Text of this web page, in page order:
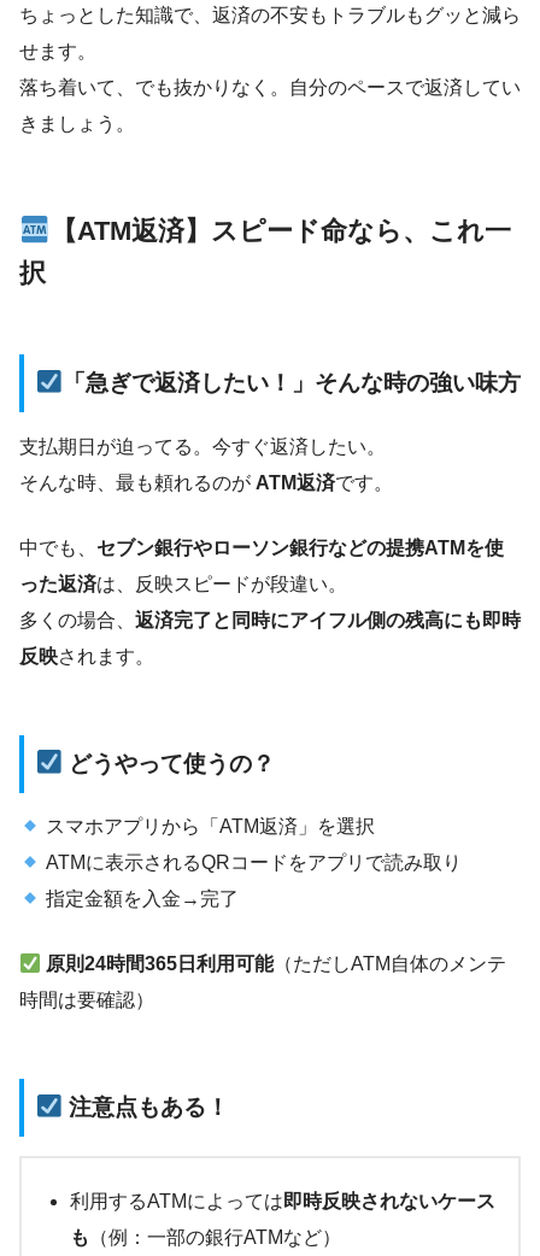
ちょっとした知識で、返済の不安もトラブルもグッと減ら
せます。
落ち着いて、でも抜かりなく。自分のペースで返済してい
きましょう。
【ATM返済】スピード命なら、これ一
択
「急ぎで返済したい！」そんな時の強い味方
支払期日が迫ってる。今すぐ返済したい。
そんな時、最も頼れるのが ATM返済です。
中でも、 セブン銀行やローソン銀行などの提携ATMを使
った返済は、反映スピードが段違い。
多くの場合、 返済完了と同時にアイフル側の残高にも即時
反映されます。
どうやって使うの？
スマホアプリから「ATM返済」を選択
ATMに表示されるQRコードをアプリで読み取り
指定金額を入金→完了
原則24時間365日利用可能（ただしATM自体のメンテ
時間は要確認）
注意点もある！
利用するATMによっては 即時反映されないケース
も
（例：一部の銀行ATMなど）